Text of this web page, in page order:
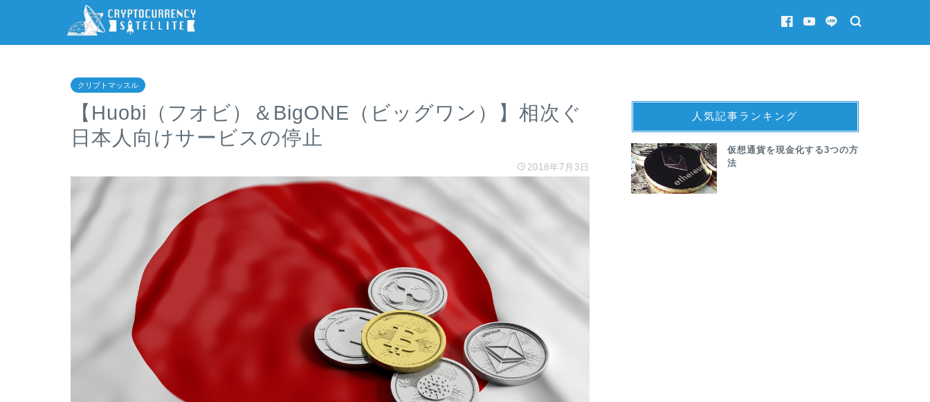
クリプトマッスル
【Huobi（フオビ）＆BigONE（ビッグワン）】相次ぐ
日本人向けサービスの停止
2018年7月3日
人気記事ランキング
仮想通貨を現金化する3つの方
法